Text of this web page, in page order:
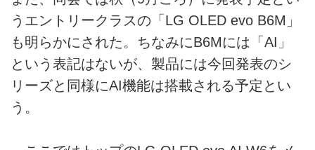
うエントリークラスの「LG OLED evo B6M」
も明らかにされた。ちなみにB6Mには「AI」
という表記はないが、製品には今回発表のシ
リーズと同様にAI機能は搭載される予定とい
う。